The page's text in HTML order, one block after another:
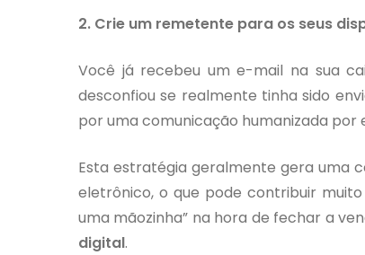
2. Crie um remetente para os seus
Você já recebeu um e-mail na sua
desconfiou se realmente tinha sido
por uma comunicação humanizada por
Esta estratégia geralmente gera uma
eletrônico, o que pode contribuir
uma mãozinha” na hora de fechar a
digital.